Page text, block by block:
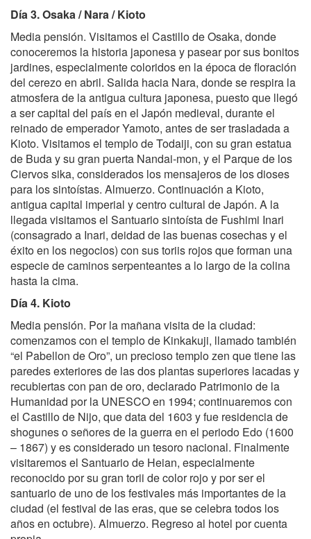
Día 3. Osaka / Nara / Kioto
Media pensión. Visitamos el Castillo de Osaka, donde
conoceremos la historia japonesa y pasear por sus bonitos
jardines, especialmente coloridos en la época de floración
del cerezo en abril. Salida hacia Nara, donde se respira la
atmosfera de la antigua cultura japonesa, puesto que llegó
a ser capital del país en el Japón medieval, durante el
reinado de emperador Yamoto, antes de ser trasladada a
Kioto. Visitamos el templo de Todaiji, con su gran estatua
de Buda y su gran puerta Nandai-mon, y el Parque de los
Ciervos sika, considerados los mensajeros de los dioses
para los sintoístas. Almuerzo. Continuación a Kioto,
antigua capital imperial y centro cultural de Japón. A la
llegada visitamos el Santuario sintoísta de Fushimi Inari
(consagrado a Inari, deidad de las buenas cosechas y el
éxito en los negocios) con sus toriis rojos que forman una
especie de caminos serpenteantes a lo largo de la colina
hasta la cima.
Día 4. Kioto
Media pensión. Por la mañana visita de la ciudad:
comenzamos con el templo de Kinkakuji, llamado también
“el Pabellon de Oro”, un precioso templo zen que tiene las
paredes exteriores de las dos plantas superiores lacadas y
recubiertas con pan de oro, declarado Patrimonio de la
Humanidad por la UNESCO en 1994; continuaremos con
el Castillo de Nijo, que data del 1603 y fue residencia de
shogunes o señores de la guerra en el periodo Edo (1600
– 1867) y es considerado un tesoro nacional. Finalmente
visitaremos el Santuario de Heian, especialmente
reconocido por su gran torii de color rojo y por ser el
santuario de uno de los festivales más importantes de la
ciudad (el festival de las eras, que se celebra todos los
años en octubre). Almuerzo. Regreso al hotel por cuenta